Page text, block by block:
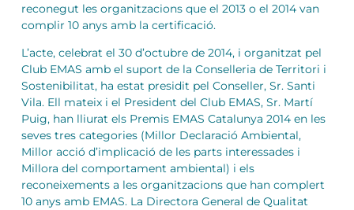
reconegut les organitzacions que el 2013 o el 2014 van
complir 10 anys amb la certificació.
L’acte, celebrat el 30 d’octubre de 2014, i organitzat pel
Club EMAS amb el suport de la Conselleria de Territori i
Sostenibilitat, ha estat presidit pel Conseller, Sr. Santi
Vila. Ell mateix i el President del Club EMAS, Sr. Martí
Puig, han lliurat els Premis EMAS Catalunya 2014 en les
seves tres categories (Millor Declaració Ambiental,
Millor acció d’implicació de les parts interessades i
Millora del comportament ambiental) i els
reconeixements a les organitzacions que han complert
10 anys amb EMAS. La Directora General de Qualitat